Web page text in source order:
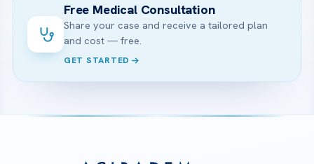
Free Medical Consultation
Share your case and receive a tailored plan
and cost — free.
GET STARTED